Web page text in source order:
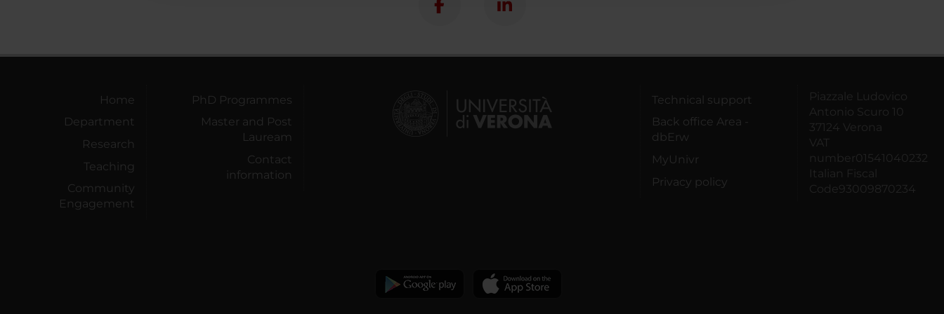
Home
Department
Research
Teaching
Community
Engagement
PhD Programmes
Master and Post
Lauream
Contact
information
Technical support
Back office Area -
dbErw
MyUnivr
Privacy policy
Piazzale Ludovico
Antonio Scuro 10
37124 Verona
VAT
number01541040232
Italian Fiscal
Code93009870234